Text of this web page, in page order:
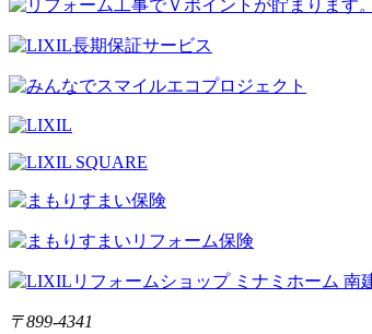
〒899-4341